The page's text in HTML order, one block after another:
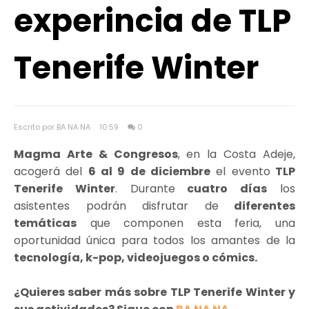
experincia de TLP
Tenerife Winter
Escrito por BA NA NA 10:59 0
Magma Arte & Congresos, en la Costa Adeje,
acogerá del 6 al 9 de diciembre el evento TLP
Tenerife Winter. Durante cuatro días los
asistentes podrán disfrutar de diferentes
temáticas que componen esta feria, una
oportunidad única para todos los amantes de la
tecnología, k-pop, videojuegos o cómics.
¿Quieres saber más sobre TLP Tenerife Winter y